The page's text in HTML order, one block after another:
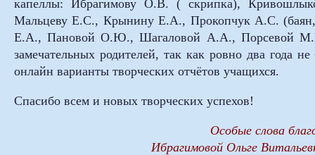
капеллы: Ибрагимову О.В. ( скрипка),
Мальцеву Е.С., Крынину Е.А., Прокопчук А.С. (баян,
Е.А., Пановой О.Ю., Шагаловой А.А., Порсевой
замечательных родителей, так как ровно два года
онлайн варианты творческих отчётов учащихся.
Спасибо всем и новых творческих успехов!
Особые слова
Ибрагимовой Ольге